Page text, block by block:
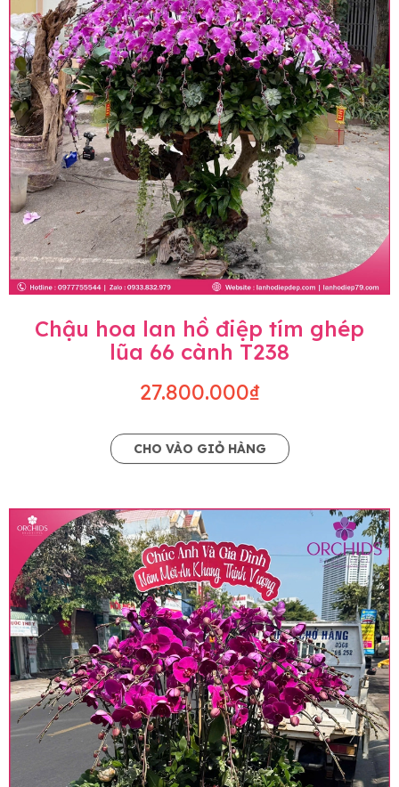
Chậu hoa lan hồ điệp tím ghép
lũa 66 cành T238
27.800.000₫
CHO VÀO GIỎ HÀNG